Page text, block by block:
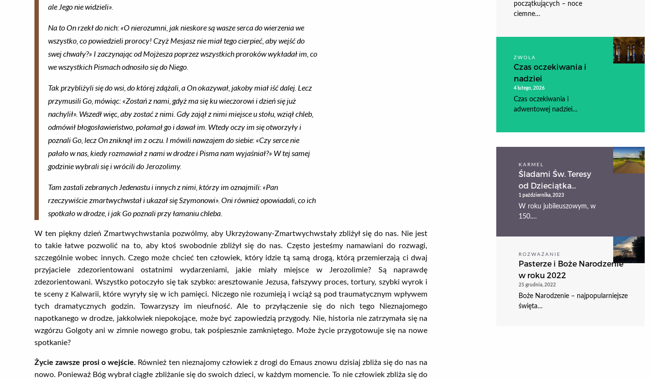
ale Jego nie widzieli».
Na to On rzekł do nich: «O nierozumni, jak nieskore są wasze serca do wierzenia we
wszystko, co powiedzieli prorocy! Czyż Mesjasz nie miał tego cierpieć, aby wejść do
swej chwały?» I zaczynając od Mojżesza poprzez wszystkich proroków wykładał im, co
we wszystkich Pismach odnosiło się do Niego.
Tak przybliżyli się do wsi, do której zdążali, a On okazywał, jakoby miał iść dalej. Lecz
przymusili Go, mówiąc: «Zostań z nami, gdyż ma się ku wieczorowi i dzień się już
nachylił». Wszedł więc, aby zostać z nimi. Gdy zajął z nimi miejsce u stołu, wziął chleb,
odmówił błogosławieństwo, połamał go i dawał im. Wtedy oczy im się otworzyły i
poznali Go, lecz On zniknął im z oczu. I mówili nawzajem do siebie: «Czy serce nie
pałało w nas, kiedy rozmawiał z nami w drodze i Pisma nam wyjaśniał?» W tej samej
godzinie wybrali się i wrócili do Jerozolimy.
Tam zastali zebranych Jedenastu i innych z nimi, którzy im oznajmili: «Pan
rzeczywiście zmartwychwstał i ukazał się Szymonowi». Oni również opowiadali, co ich
spotkało w drodze, i jak Go poznali przy łamaniu chleba.
W ten piękny dzień Zmartwychwstania pozwólmy, aby Ukrzyżowany-Zmartwychwstały zbliżył się do nas. Nie jest
to takie łatwe pozwolić na to, aby ktoś swobodnie zbliżył się do nas. Często jesteśmy namawiani do rozwagi,
szczególnie wobec innych. Czego może chcieć ten człowiek, który idzie tą samą drogą, którą przemierzają ci dwaj
przyjaciele zdezorientowani ostatnimi wydarzeniami, jakie miały miejsce w Jerozolimie? Są naprawdę
zdezorientowani. Wszystko potoczyło się tak szybko: aresztowanie Jezusa, fałszywy proces, tortury, szybki wyrok i
te sceny z Kalwarii, które wyryły się w ich pamięci. Niczego nie rozumieją i wciąż są pod traumatycznym wpływem
tych dramatycznych godzin. Towarzyszy im nieufność. Ale to przyłączenie się do nich tego Nieznajomego
napotkanego w drodze, jakkolwiek niepokojące, może być zapowiedzią przygody. Nie, historia nie zatrzymała się na
wzgórzu Golgoty ani w zimnie nowego grobu, tak pośpiesznie zamkniętego. Może życie przygotowuje się na nowe
spotkanie?
Życie zawsze prosi o wejście. Również ten nieznajomy człowiek z drogi do Emaus znowu dzisiaj zbliża się do nas na
nowo. Ponieważ Bóg wybrał ciągłe zbliżanie się do swoich dzieci, w każdym momencie. To nie człowiek zbliża się do
początkujących – noce
ciemne…
ZWOLA
Czas oczekiwania i
nadziei
4 lutego, 2026
Czas oczekiwania i
adwentowej nadziei…
KARMEL
Śladami Św. Teresy
od Dzieciątka...
1 października, 2023
W roku jubileuszowym, w
150.…
ROZWAŻANIE
Pasterze i Boże Narodzenie
w roku 2022
25 grudnia, 2022
Boże Narodzenie – najpopularniejsze
święta…